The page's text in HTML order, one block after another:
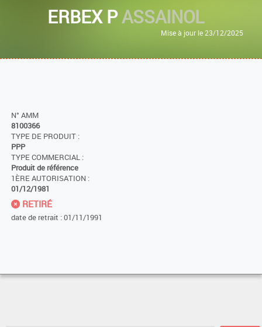
ERBEX PASSAINOL
Mise à jour le 23/12/2025
N° AMM
8100366
TYPE DE PRODUIT :
PPP
TYPE COMMERCIAL :
Produit de référence
1ÈRE AUTORISATION :
01/12/1981
RETIRÉ
date de retrait : 01/11/1991